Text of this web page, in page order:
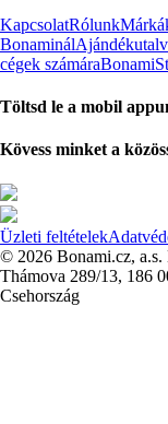
KapcsolatRólunk
Bonaminál
cégek számára
Töltsd le a mobil
Kövess minket a
Üzleti feltételek
© 2026 Bonami.cz,
Thámova 289/13, 186
Csehország